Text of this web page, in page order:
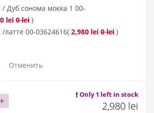
Дуб сонома мокка 1 00-
lei 0 lei )
латте 00-03624616( 2,980 lei 0 lei )
Отменить
+ Only 1 left in stock
2,980 lei